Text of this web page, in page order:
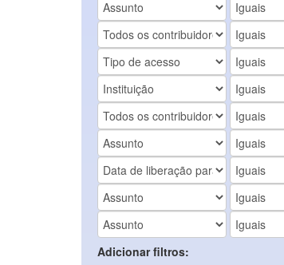
Adicionar filtros: